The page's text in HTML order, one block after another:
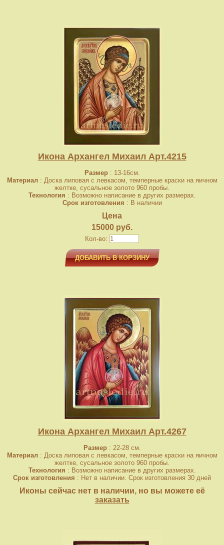
Икона Архангел Михаил Арт.4215
Размер: 13-16см.
Материал: Доска липовая с левкасом, темперные краски на яичном
желтке, сусальное золото 960 пробы.
Технология : Возможно написание в других размерах.
Срок изготовления : В наличии
Цена
15000 руб.
Кол-во:
ДОБАВИТЬ В КОРЗИНУ
Икона Архангел Михаил Арт.4267
Размер: 22-28 см.
Материал: Доска липовая с левкасом, темперные краски на яичном
желтке, сусальное золото 960 пробы.
Технология : Возможно написание в других размерах.
Срок изготовления : Нет в наличии. Срок изготовления 30 дней
Иконы сейчас нет в наличии, но вы можете её
заказать